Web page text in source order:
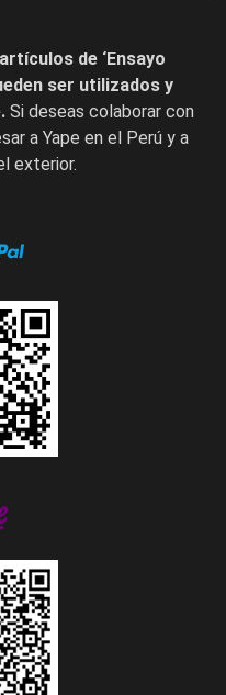
de ‘Ensayo
ser utilizados y
Si deseas colaborar con
a Yape en el Perú y a
exterior.